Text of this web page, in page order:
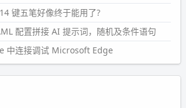
键五笔好像终于能用了?
配置拼接 AI 提示词，随机及条件语句
中连接调试 Microsoft Edge